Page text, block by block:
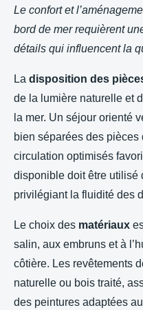
Le confort et
bord de mer requièrent
détails qui influencent la
La disposition des
de la lumière naturelle et
la mer. Un séjour orienté
bien séparées des
circulation optimisés
disponible doit être utilisé
privilégiant la fluidité des
Le choix des matériaux
salin, aux embruns et à
côtière. Les revêtements
naturelle ou bois traité,
des peintures adaptées